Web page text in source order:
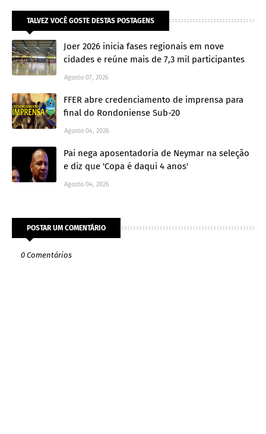
TALVEZ VOCÊ GOSTE DESTAS POSTAGENS
Joer 2026 inicia fases regionais em nove
cidades e reúne mais de 7,3 mil participantes
Agosto 07, 2026
FFER abre credenciamento de imprensa para
final do Rondoniense Sub-20
Agosto 04, 2026
Pai nega aposentadoria de Neymar na seleção
e diz que 'Copa é daqui 4 anos'
Agosto 04, 2026
POSTAR UM COMENTÁRIO
0 Comentários